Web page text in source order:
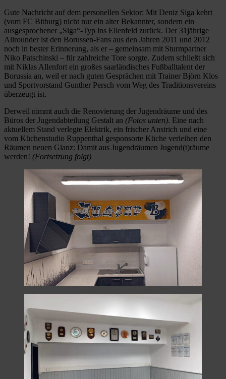
Gute Nachricht auf dem personellen Sektor: Mit Deniz Siga kehrt
(vom FC Bitburg) nicht nur ein alter Bekannter, sondern ein
ausgesprochener „Siga“-Typ ins Ellenfeld zurück. Der 31jährige
Allrounder ist den Borussen-Fans aus den Jahren 2011 und 2012
noch in bester Erinnerung, als er – gemeinsam mit Sturmpartner
Niko Patschinski – für zahlreiche Tore sorgte. Zudem schließt sich
mit Niklas Allenfort ein großes saarländisches Fußballtalent der
Borussia an, weil er nach guten Gesprächen mit Trainer Björn Klos
und Sportvorstand Gunther Persch vom Weg des Traditionsvereins
überzeugt ist.
Derweil nimmt auch die Renovierung der Jugendräume und des
Büros der Jugendabteilung Gestalt an (Fotos unten). Eine nach
aktuellem Stand verlegte Elektrik, ein frischer Anstrich und eine
vom Küchenstudio Ruppenthal gesponsorte Küche verleihen den
Räumen neuen Glanz: Damit aus Jugendräumen Jugend(t)räume
werden! (Fortsetzung folgt)